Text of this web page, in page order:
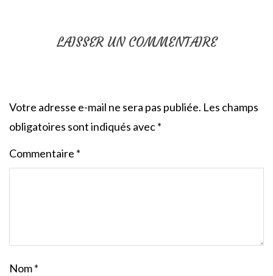
LAISSER UN COMMENTAIRE
Votre adresse e-mail ne sera pas publiée. Les champs
obligatoires sont indiqués avec*
Commentaire *
Nom*